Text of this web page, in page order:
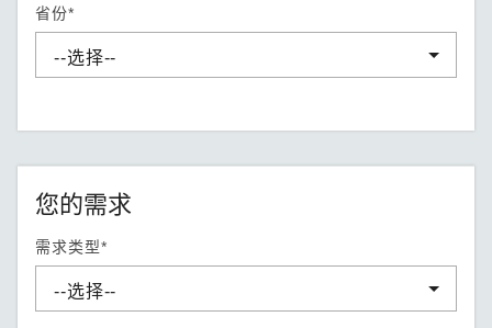
省份*
您的需求
需求类型*